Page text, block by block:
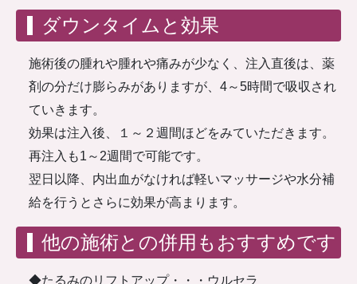
ダウンタイムと効果
施術後の腫れや腫れや痛みが少なく、注入直後は、薬
剤の分だけ膨らみがありますが、4～5時間で吸収され
ていきます。
効果は注入後、１～２週間ほどをみていただきます。
再注入も1～2週間で可能です。
翌日以降、内出血がなければ軽いマッサージや水分補
給を行うとさらに効果が高まります。
他の施術との併用もおすすめです
◆たるみのリフトアップ・・・ウルセラ